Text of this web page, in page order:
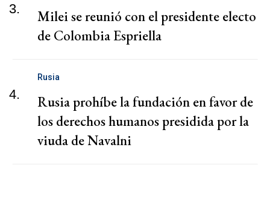
3.
Milei se reunió con el presidente electo
de Colombia Espriella
4.
Rusia
Rusia prohíbe la fundación en favor de
los derechos humanos presidida por la
viuda de Navalni